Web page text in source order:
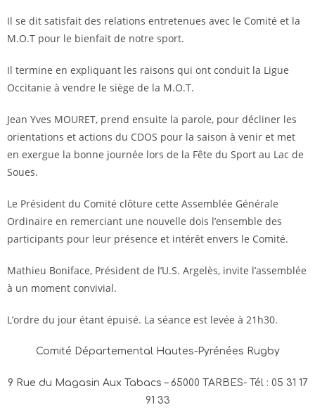
Il se dit satisfait des relations entretenues avec le Comité et la
M.O.T pour le bienfait de notre sport.
Il termine en expliquant les raisons qui ont conduit la Ligue
Occitanie à vendre le siège de la M.O.T.
Jean Yves MOURET, prend ensuite la parole, pour décliner les
orientations et actions du CDOS pour la saison à venir et met
en exergue la bonne journée lors de la Fête du Sport au Lac de
Soues.
Le Président du Comité clôture cette Assemblée Générale
Ordinaire en remerciant une nouvelle dois l’ensemble des
participants pour leur présence et intérêt envers le Comité.
Mathieu Boniface, Président de l’U.S. Argelès, invite l’assemblée
à un moment convivial.
L’ordre du jour étant épuisé. La séance est levée à 21h30.
Comité Départemental Hautes-Pyrénées Rugby
9 Rue du Magasin Aux Tabacs – 65000 TARBES- Tél : 05 31 17
91 33